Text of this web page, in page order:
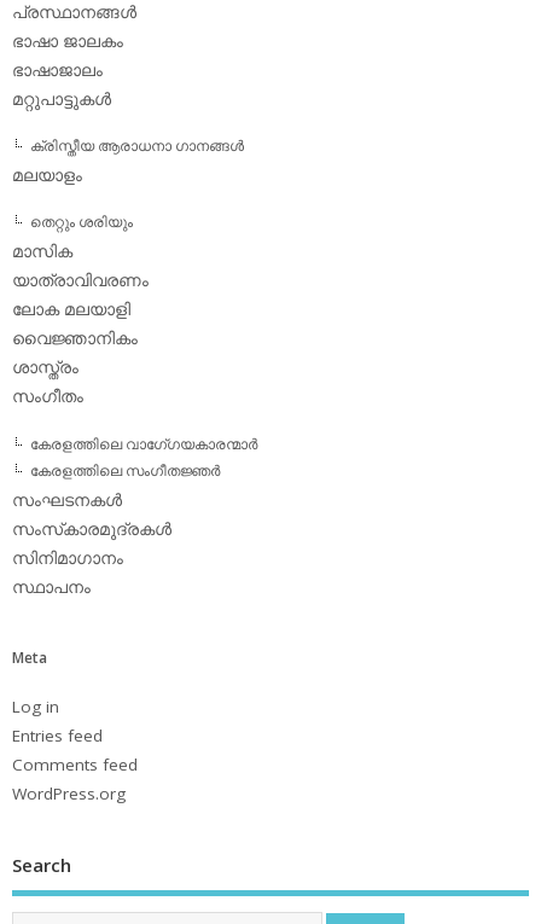
പ്രസ്ഥാനങ്ങള്‍
ഭാഷാ ജാലകം
ഭാഷാജാലം
മറ്റുപാട്ടുകള്‍
ക്രിസ്തീയ ആരാധനാ ഗാനങ്ങള്‍
മലയാളം
തെറ്റും ശരിയും
മാസിക
യാത്രാവിവരണം
ലോക മലയാളി
വൈജ്ഞാനികം
ശാസ്ത്രം
സംഗീതം
കേരളത്തിലെ വാഗേ്ഗയകാരന്മാര്‍
കേരളത്തിലെ സംഗീതജ്ഞര്‍
സംഘടനകള്‍
സംസ്‌കാരമുദ്രകള്‍
സിനിമാഗാനം
സ്ഥാപനം
Meta
Log in
Entries feed
Comments feed
WordPress.org
Search